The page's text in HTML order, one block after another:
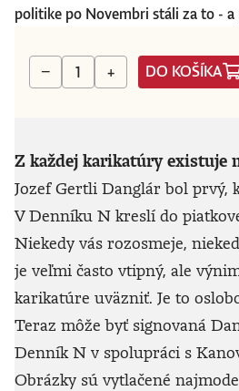
politike po Novembri stáli za to -
− + DO KOŠÍKA
Z každej karikatúry existuje
Jozef Gertli Danglár bol
V Denníku N kreslí do
Niekedy vás rozosmeje,
je veľmi často vtipný, ale
karikatúre uväzniť. Je to
Teraz môže byť signovaná
Denník N v spolupráci s
Obrázky sú vytlačené